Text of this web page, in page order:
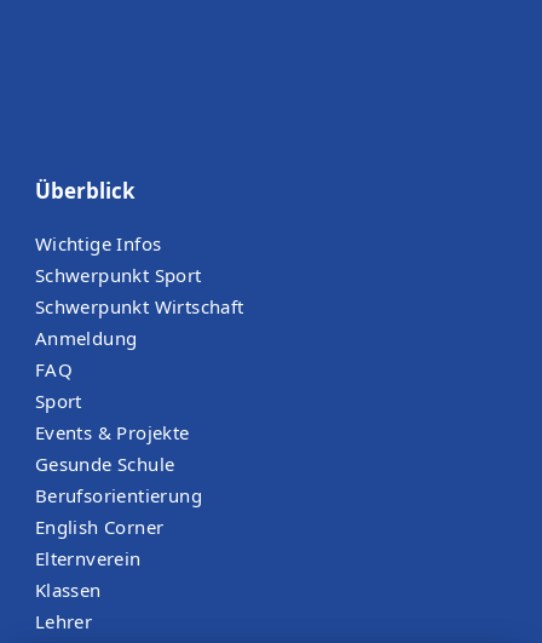
Überblick
Wichtige Infos
Schwerpunkt Sport
Schwerpunkt Wirtschaft
Anmeldung
FAQ
Sport
Events & Projekte
Gesunde Schule
Berufsorientierung
English Corner
Elternverein
Klassen
Lehrer